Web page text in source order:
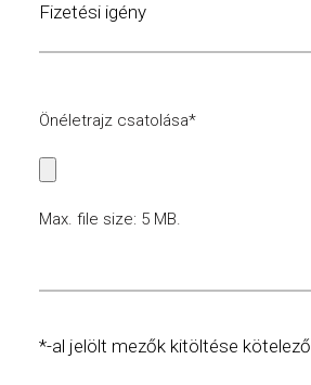
Fizetési igény
Önéletrajz
Önéletrajz csatolása*
Max. file size: 5 MB.
*-al jelölt mezők kitöltése kötelező